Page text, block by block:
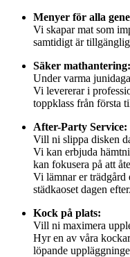
Menyer för alla
Vi skapar mat som
samtidigt är
Säker mathantering:
Under varma
Vi levererar i
toppklass från första
After-Party Service:
Vill ni slippa disken
Vi kan erbjuda
kan fokusera på att
Vi lämnar er
städkaoset dagen efter.
Kock på plats:
Vill ni maximera
Hyr en av våra
löpande